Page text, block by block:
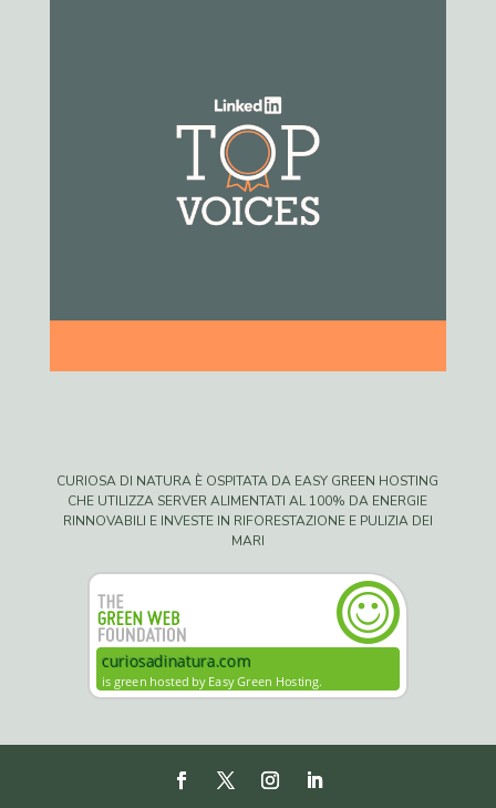
CURIOSA DI NATURA È OSPITATA DA EASY GREEN HOSTING
CHE UTILIZZA SERVER ALIMENTATI AL 100% DA ENERGIE
RINNOVABILI E INVESTE IN RIFORESTAZIONE E PULIZIA DEI
MARI